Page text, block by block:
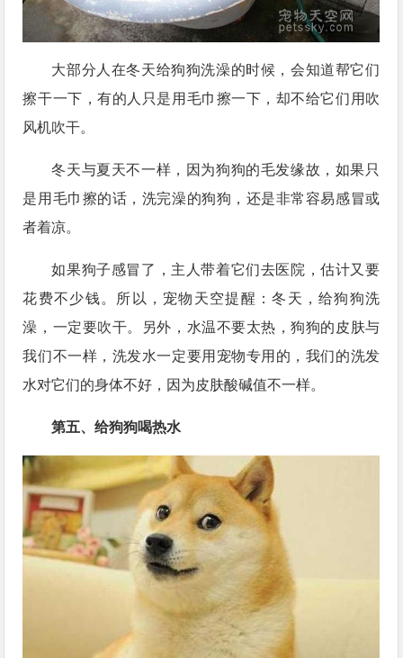
大部分人在冬天给狗狗洗澡的时候，会知道帮它们
擦干一下，有的人只是用毛巾擦一下，却不给它们用吹
风机吹干。
冬天与夏天不一样，因为狗狗的毛发缘故，如果只
是用毛巾擦的话，洗完澡的狗狗，还是非常容易感冒或
者着凉。
如果狗子感冒了，主人带着它们去医院，估计又要
花费不少钱。所以，宠物天空提醒：冬天，给狗狗洗
澡，一定要吹干。另外，水温不要太热，狗狗的皮肤与
我们不一样，洗发水一定要用宠物专用的，我们的洗发
水对它们的身体不好，因为皮肤酸碱值不一样。
第五、给狗狗喝热水